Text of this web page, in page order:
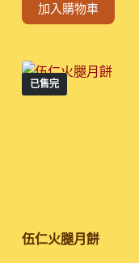
加入購物車
已售完
伍仁火腿月餅